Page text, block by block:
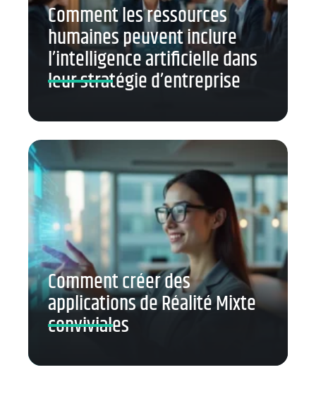
Comment les ressources
humaines peuvent inclure
l’intelligence artificielle dans
leur stratégie d’entreprise
Comment créer des
applications de Réalité Mixte
conviviales